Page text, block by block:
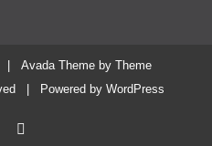
| Avada Theme by Theme
| Powered by WordPress
Facebook